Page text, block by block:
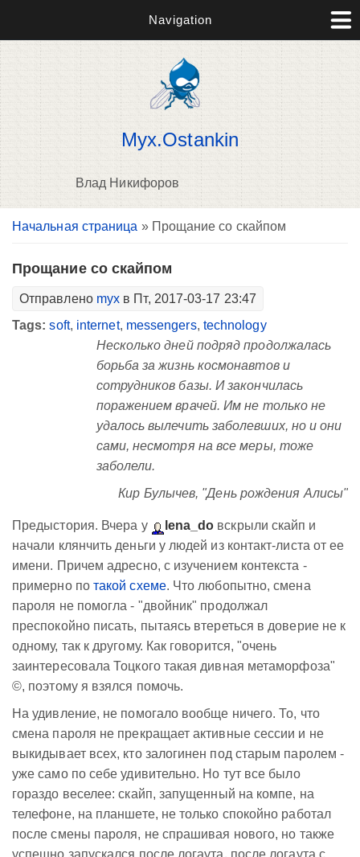
Navigation
Myx.Ostankin
Влад Никифоров
Вы здесь
Начальная страница » Прощание со скайпом
Прощание со скайпом
Отправлено myx в Пт, 2017-03-17 23:47
Tags:soft, internet, messengers, technology
Несколько дней подряд продолжалась
борьба за жизнь космонавтов и
сотрудников базы. И закончилась
поражением врачей. Им не только не
удалось вылечить заболевших, но и они
сами, несмотря на все меры, тоже
заболели.
Кир Булычев, "День рождения Алисы"
Предыстория. Вчера у lena_do вскрыли скайп и
начали клянчить деньги у людей из контакт-листа от ее
имени. Причем адресно, с изучением контекста -
примерно по такой схеме. Что любопытно, смена
пароля не помогла - "двойник" продолжал
преспокойно писать, пытаясь втереться в доверие не к
одному, так к другому. Как говорится, "очень
заинтересовала Тоцкого такая дивная метаморфоза"
©, поэтому я взялся помочь.
На удивление, не помогало вообще ничего. То, что
смена пароля не прекращает активные сессии и не
выкидывает всех, кто залогинен под старым паролем -
уже само по себе удивительно. Но тут все было
гораздо веселее: cкайп, запущенный на компе, на
телефоне, на планшете, не только спокойно работал
после смены пароля, не спрашивая нового, но также
успешно запускался после логаута, после логаута с